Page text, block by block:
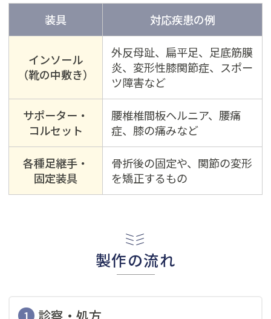
装具 対応疾患の例
インソール
（靴の中敷き）
外反母趾、扁平足、足底筋膜
炎、変形性膝関節症、スポー
ツ障害など
サポーター・
コルセット
腰椎椎間板ヘルニア、腰痛
症、膝の痛みなど
各種足継手・
固定装具
骨折後の固定や、関節の変形
を矯正するもの
製作の流れ